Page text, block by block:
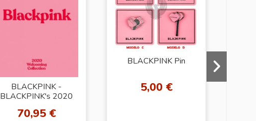
BLACKPINK -
BLACKPINK's 2020
COLLECTION
70,95 €
BLACKPINK Pin
5,00 €